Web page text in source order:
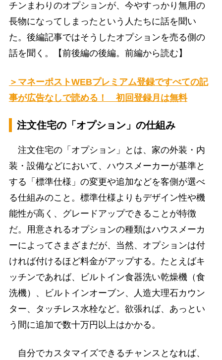
チンまわりのオプションが、今やすっかり無用の
長物になってしまったという人たちに話を聞い
た。後編記事ではそうしたオプションを売る側の
話を聞く。【前後編の後編。前編から読む】
＞マネーポストWEBプレミアム登録ですべての記
事が広告なしで読める！ 初回登録月は無料
注文住宅の「オプション」の仕組み
注文住宅の「オプション」とは、家の外装・内
装・設備などにおいて、ハウスメーカーが基準と
する「標準仕様」の変更や追加などを客側が選べ
る仕組みのこと。標準仕様よりもデザイン性や機
能性が高く、グレードアップできることが特徴
だ。用意されるオプションの種類はハウスメーカ
ーによってさまざまだが、当然、オプションは付
ければ付けるほど料金がアップする。たとえばキ
ッチンであれば、ビルトイン食器洗い乾燥機（食
洗機）、ビルトインオーブン、人造大理石カウン
ター、タッチレス水栓など。欲張れば、あっとい
う間に追加で数十万円以上はかかる。
自分でカスタマイズできるチャンスとなれば、